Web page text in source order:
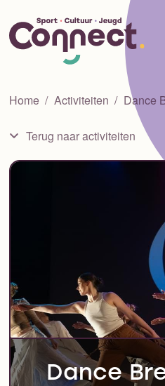
Home Activiteiten Dance
Terug naar activiteiten
Dance